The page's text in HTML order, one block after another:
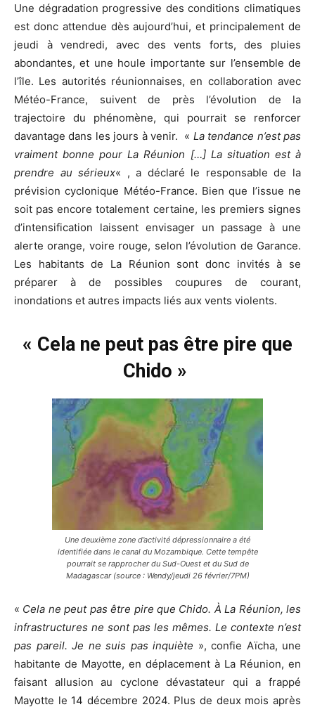
Une dégradation progressive des conditions climatiques
est donc attendue dès aujourd’hui, et principalement de
jeudi à vendredi, avec des vents forts, des pluies
abondantes, et une houle importante sur l’ensemble de
l’île. Les autorités réunionnaises, en collaboration avec
Météo-France, suivent de près l’évolution de la
trajectoire du phénomène, qui pourrait se renforcer
davantage dans les jours à venir. « La tendance n’est pas
vraiment bonne pour La Réunion […] La situation est à
prendre au sérieux« , a déclaré le responsable de la
prévision cyclonique Météo-France. Bien que l’issue ne
soit pas encore totalement certaine, les premiers signes
d’intensification laissent envisager un passage à une
alerte orange, voire rouge, selon l’évolution de Garance.
Les habitants de La Réunion sont donc invités à se
préparer à de possibles coupures de courant,
inondations et autres impacts liés aux vents violents.
« Cela ne peut pas être pire que
Chido »
Une deuxième zone d’activité dépressionnaire a été
identifiée dans le canal du Mozambique. Cette tempête
pourrait se rapprocher du Sud-Ouest et du Sud de
Madagascar (source : Wendy/jeudi 26 février/7PM)
« Cela ne peut pas être pire que Chido. À La Réunion, les
infrastructures ne sont pas les mêmes. Le contexte n’est
pas pareil. Je ne suis pas inquiète », confie Aïcha, une
habitante de Mayotte, en déplacement à La Réunion, en
faisant allusion au cyclone dévastateur qui a frappé
Mayotte le 14 décembre 2024. Plus de deux mois après